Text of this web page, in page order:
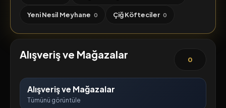
Yeni Nesil Meyhane 0 Çiğ Köfteciler 0
Alışveriş ve Mağazalar 0
Alışveriş ve Mağazalar
Tümünü görüntüle